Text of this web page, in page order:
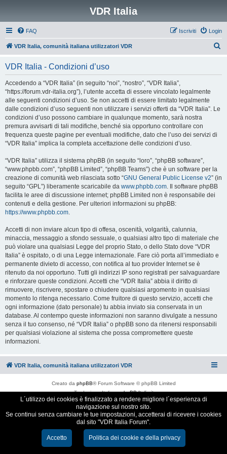
VDR Italia
FAQ Login
Iscriviti
VDR Italia, comunità italiana utilizzatori VDR
VDR Italia - Condizioni d’uso
Accedendo a “VDR Italia” (in seguito “noi”, “nostro”, “VDR Italia”,
“https://forum.vdr-italia.org”), l’utente accetta di essere vincolato legalmente
alle seguenti condizioni d’uso. Se non accetti di essere limitato legalmente
dalle condizioni d’uso seguenti non utilizzare i servizi offerti da “VDR Italia”. Le
condizioni d’uso possono cambiare in qualunque momento, sarà nostra
premura avvisarti di tali modifiche, benché sia opportuno controllare con
frequenza queste pagine per eventuali modifiche, dato che l’uso dei servizi di
“VDR Italia” implica la completa accettazione delle condizioni d’uso.
“VDR Italia” utilizza il sistema phpBB (in seguito “loro”, “phpBB software”,
“www.phpbb.com”, “phpBB Limited”, “phpBB Teams”) che è un software per la
creazione di comunità web rilasciata sotto “GNU General Public License v2” (in
seguito “GPL”) liberamente scaricabile da www.phpbb.com. Il software phpBB
facilita le aree di discussione internet; phpBB Limited non è responsabile dei
contenuti e della gestione. Per ulteriori informazioni su phpBB:
https://www.phpbb.com.
Accetti di non inviare alcun tipo di offesa, oscenità, volgarità, calunnia,
minaccia, messaggio a sfondo sessuale, o qualsiasi altro tipo di materiale che
può violare una qualsiasi Legge del proprio Stato, o dello Stato dove “VDR
Italia” è ospitato, o di una Legge internazionale. Fare ciò porta all’immediato e
permanente divieto di accesso, con notifica al tuo provider Internet se è
ritenuto da noi opportuno. Tutti gli indirizzi IP sono registrati per salvaguardare
e rinforzare queste condizioni. Accetti che “VDR Italia” abbia il diritto di
rimuovere, riscrivere, spostare o chiudere qualsiasi argomento in qualsiasi
momento lo ritenga necessario. Come fruitore di questo servizio, accetti che
ogni informazione (dato personale) tu abbia inviato sia conservata in un
database. Al contempo queste informazioni non saranno divulgate a nessuno
senza il tuo consenso, né “VDR Italia” o phpBB sono da ritenersi responsabili
per qualsiasi violazione al sistema che possa compromettere queste
informazioni.
VDR Italia, comunità italiana utilizzatori VDR
Creato da phpBB® Forum Software © phpBB Limited
Traduzione ItalianaphpBB-Italia.it
Cookie e Privacy
L´utilizzo dei cookies è finalizzato a rendere migliore l´esperienza di
navigazione sul nostro sito.
Se continui senza cambiare le tue impostazioni, accetterai di ricevere i cookies
dal sito "VDR Italia Forum".
Accetto Politica dei cookie e della privacy